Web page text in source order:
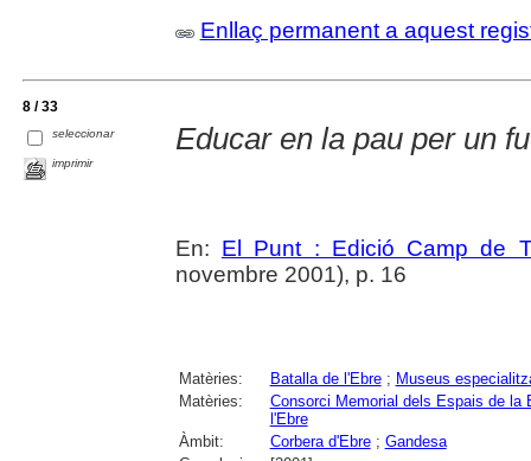
Enllaç permanent a aquest
8 / 33
seleccionar
imprimir
Educar en la pau per un
En: El Punt : Edició Camp de
novembre 2001), p. 16
Matèries: Batalla de l'Ebre; Museus
Matèries:
Consorci Memorial dels Espais de la
l'Ebre
Àmbit:
Corbera d'Ebre; Gandesa